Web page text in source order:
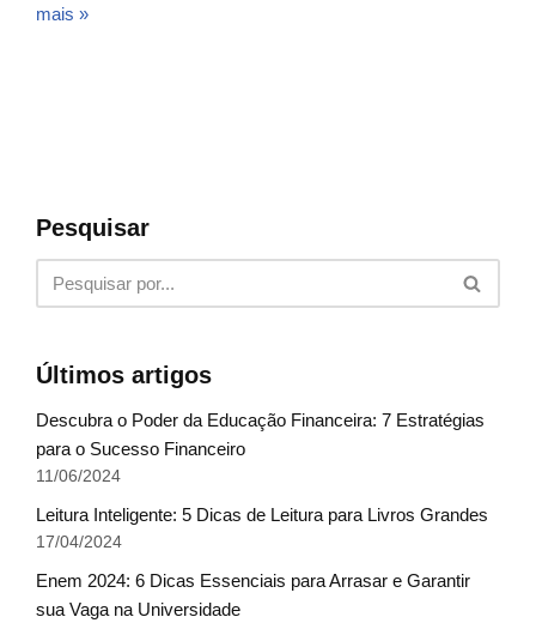
mais »
Pesquisar
Últimos artigos
Descubra o Poder da Educação Financeira: 7 Estratégias
para o Sucesso Financeiro
11/06/2024
Leitura Inteligente: 5 Dicas de Leitura para Livros Grandes
17/04/2024
Enem 2024: 6 Dicas Essenciais para Arrasar e Garantir
sua Vaga na Universidade